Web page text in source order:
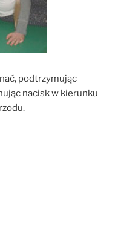
podtrzymując
nacisk w kierunku